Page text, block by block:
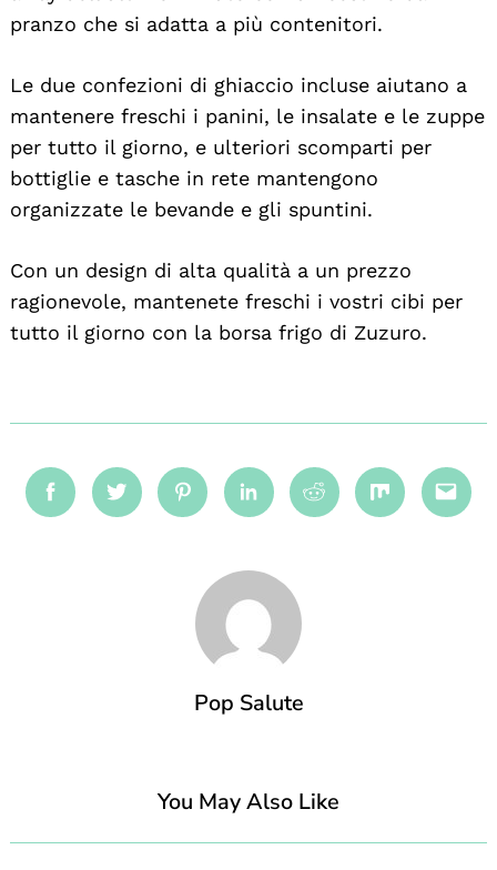
pranzo che si adatta a più contenitori.
Le due confezioni di ghiaccio incluse aiutano a
mantenere freschi i panini, le insalate e le zuppe
per tutto il giorno, e ulteriori scomparti per
bottiglie e tasche in rete mantengono
organizzate le bevande e gli spuntini.
Con un design di alta qualità a un prezzo
ragionevole, mantenete freschi i vostri cibi per
tutto il giorno con la borsa frigo di Zuzuro.
FacebookTwitterPinterestLinkedinRedditMix
Pop Salute
You May Also Like